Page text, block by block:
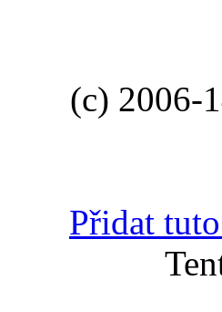
(c) 2006-
Přidat